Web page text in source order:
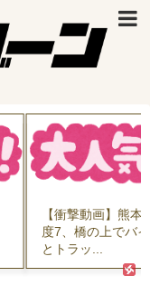
【衝撃動画】熊本
度7、橋の上でバ
とトラッ...